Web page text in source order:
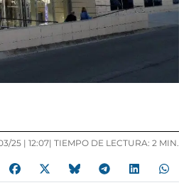
25 | 12:07| TIEMPO DE LECTURA: 2 MIN.